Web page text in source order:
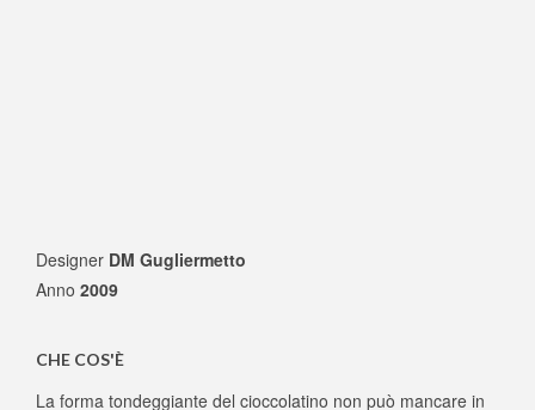
Designer DM Gugliermetto
Anno 2009
CHE COS'È
La forma tondeggiante del cioccolatino non può mancare in